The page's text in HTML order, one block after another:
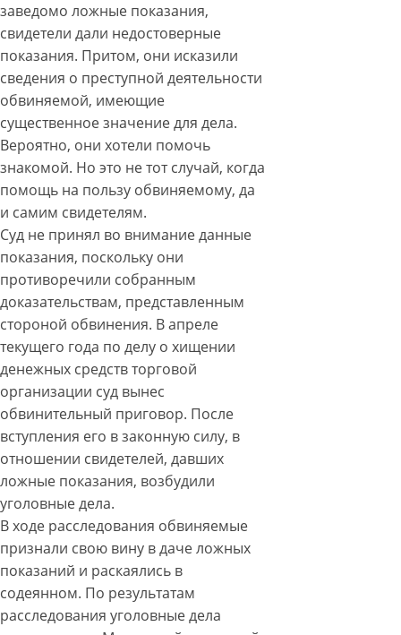
заведомо ложные показания,
свидетели дали недостоверные
показания. Притом, они исказили
сведения о преступной деятельности
обвиняемой, имеющие
существенное значение для дела.
Вероятно, они хотели помочь
знакомой. Но это не тот случай, когда
помощь на пользу обвиняемому, да
и самим свидетелям.
Суд не принял во внимание данные
показания, поскольку они
противоречили собранным
доказательствам, представленным
стороной обвинения. В апреле
текущего года по делу о хищении
денежных средств торговой
организации суд вынес
обвинительный приговор. После
вступления его в законную силу, в
отношении свидетелей, давших
ложные показания, возбудили
уголовные дела.
В ходе расследования обвиняемые
признали свою вину в даче ложных
показаний и раскаялись в
содеянном. По результатам
расследования уголовные дела